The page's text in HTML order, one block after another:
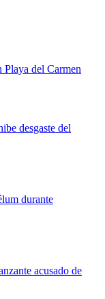
del Carmen
desgaste del
durante
acusado de